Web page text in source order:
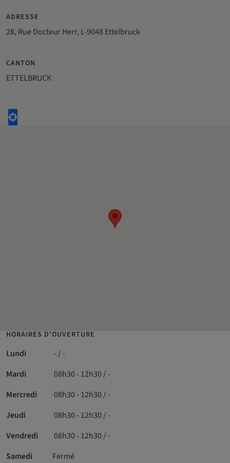
ADRESSE
28, Rue Docteur Herr, L-9048 Ettelbruck
CANTON
ETTELBRUCK
HORAIRES D'OUVERTURE
Lundi
- / -
Mardi
08h30 - 12h30 / -
Mercredi
08h30 - 12h30 / -
Jeudi
08h30 - 12h30 / -
Vendredi
08h30 - 12h30 / -
Samedi
Fermé